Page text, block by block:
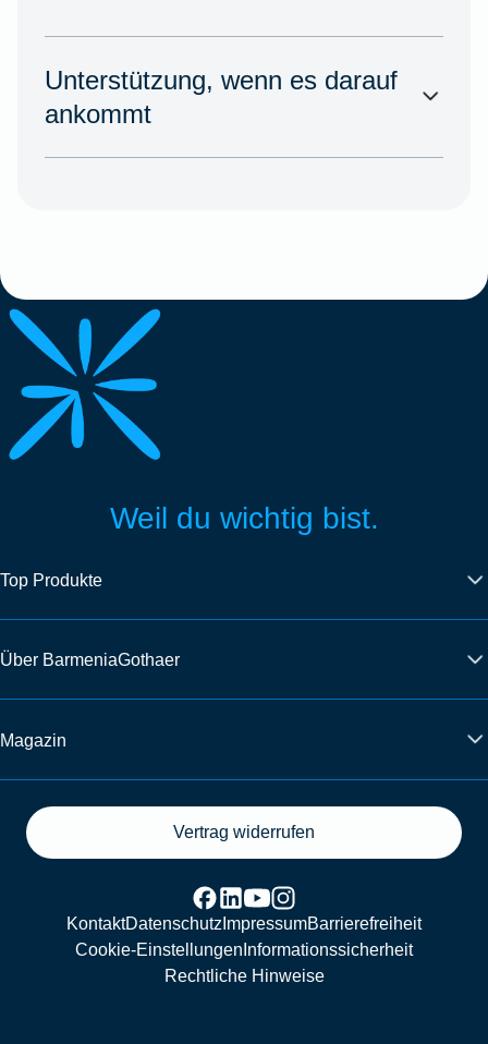
Unterstützung, wenn es darauf
ankommt
Weil du wichtig bist.
Top Produkte
Über BarmeniaGothaer
Magazin
Vertrag widerrufen
KontaktDatenschutz ImpressumBarrierefreiheit
Cookie-Einstellungen Informationssicherheit
Rechtliche Hinweise